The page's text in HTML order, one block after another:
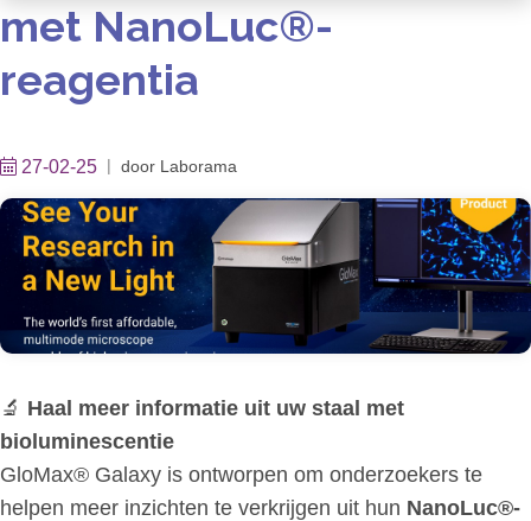
met NanoLuc®-
reagentia
27-02-25 door Laborama
🔬 Haal meer informatie uit uw staal met
bioluminescentie
GloMax® Galaxy is ontworpen om onderzoekers te
helpen meer inzichten te verkrijgen uit hun NanoLuc®-